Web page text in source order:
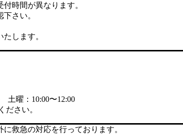
時間が異なります。
下さい。
します。
土曜：10:00〜12:00
ださい。
救急の対応を行っております。